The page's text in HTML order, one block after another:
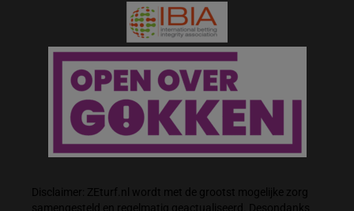
Disclaimer: ZEturf.nl wordt met de grootst mogelijke zorg
samengesteld en regelmatig geactualiseerd. Desondanks